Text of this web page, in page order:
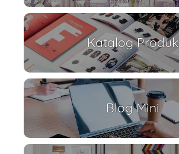
Katalog Produk
Blog Mini